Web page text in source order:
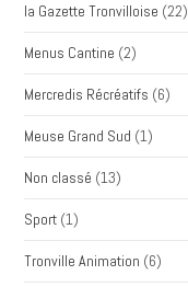
la Gazette Tronvilloise (22)
Menus Cantine (2)
Mercredis Récréatifs (6)
Meuse Grand Sud (1)
Non classé (13)
Sport (1)
Tronville Animation (6)